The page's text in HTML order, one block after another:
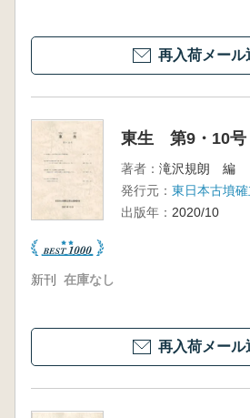
再入荷メール
東生 第9・10号
著者： 滝沢規朗 編
発行元： 東日本古墳
出版年： 2020/10
新刊 在庫なし
再入荷メール